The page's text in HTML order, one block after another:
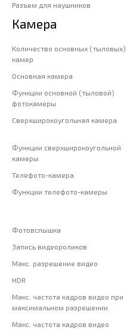
Разъем для наушников
Камера
Количество основных (тыловых)
камер
Основная камера
Функции основной (тыловой)
фотокамеры
Сверхширокоугольная камера
Функции сверхширокоугольной
камеры
Телефото-камера
Функции телефото-камеры
Фотовспышка
Запись видеороликов
Макс. разрешение видео
HDR
Макс. частота кадров видео при
максимальном разрешении
Макс. частота кадров видео